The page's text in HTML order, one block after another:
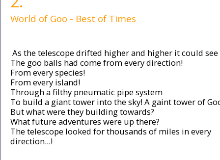
World of Goo - Best of Times
As the telescope drifted higher and higher it could see
The goo balls had come from every direction!
From every species!
From every island!
Through a filthy pneumatic pipe system
To build a giant tower into the sky! A gaint tower of
But what were they building towards?
What future adventures were up there?
The telescope looked for thousands of miles in every
direction...!